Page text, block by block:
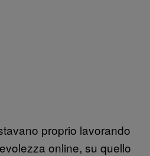
proprio lavorando
online, su quello